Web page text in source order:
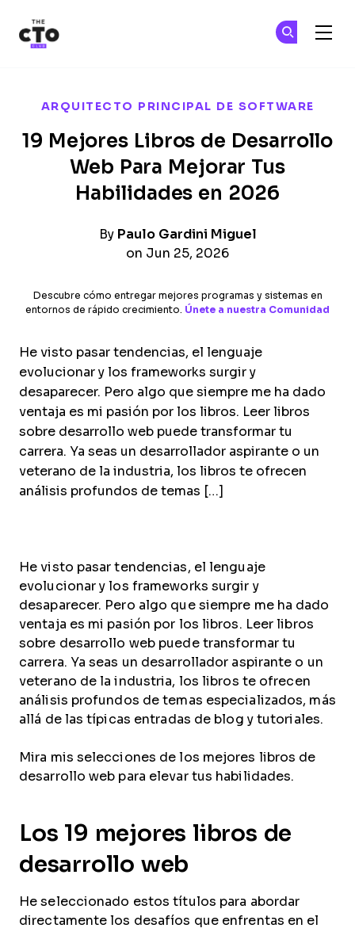
ARQUITECTO PRINCIPAL DE SOFTWARE
19 Mejores Libros de Desarrollo
Web Para Mejorar Tus
Habilidades en 2026
By Paulo Gardini Miguel
on Jun 25, 2026
Descubre cómo entregar mejores programas y sistemas en
entornos de rápido crecimiento. Únete a nuestra Comunidad
He visto pasar tendencias, el lenguaje
evolucionar y los frameworks surgir y
desaparecer. Pero algo que siempre me ha dado
ventaja es mi pasión por los libros. Leer libros
sobre desarrollo web puede transformar tu
carrera. Ya seas un desarrollador aspirante o un
veterano de la industria, los libros te ofrecen
análisis profundos de temas […]
He visto pasar tendencias, el lenguaje
evolucionar y los frameworks surgir y
desaparecer. Pero algo que siempre me ha dado
ventaja es mi pasión por los libros. Leer libros
sobre desarrollo web puede transformar tu
carrera. Ya seas un desarrollador aspirante o un
veterano de la industria, los libros te ofrecen
análisis profundos de temas especializados, más
allá de las típicas entradas de blog y tutoriales.
Mira mis selecciones de los mejores libros de
desarrollo web para elevar tus habilidades.
Los 19 mejores libros de
desarrollo web
He seleccionado estos títulos para abordar
directamente los desafíos que enfrentas en el